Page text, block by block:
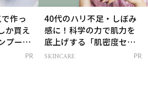
作っ
か買え
プー＆
？
PR
40代のハリ不足・しぼみ
感に！科学の力で肌力を
底上げする「肌密度セラ
ム」
SKINCARE PR